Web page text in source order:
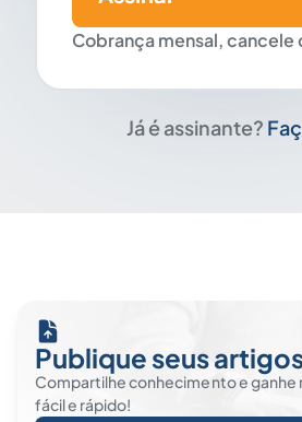
Cobrança mensal, cancele
Já é assinante?
Publique seus
Compartilhe conhecimento e ganhe
fácil e rápido!